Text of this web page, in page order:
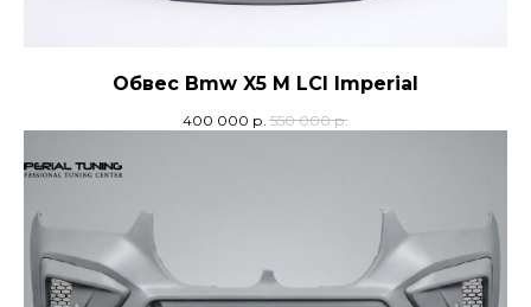
Обвес Bmw X5 M LCI Imperial
400 000 р. 550 000 р.